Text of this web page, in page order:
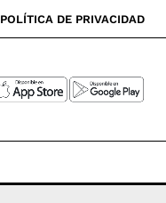
POLÍTICA DE PRIVACIDAD